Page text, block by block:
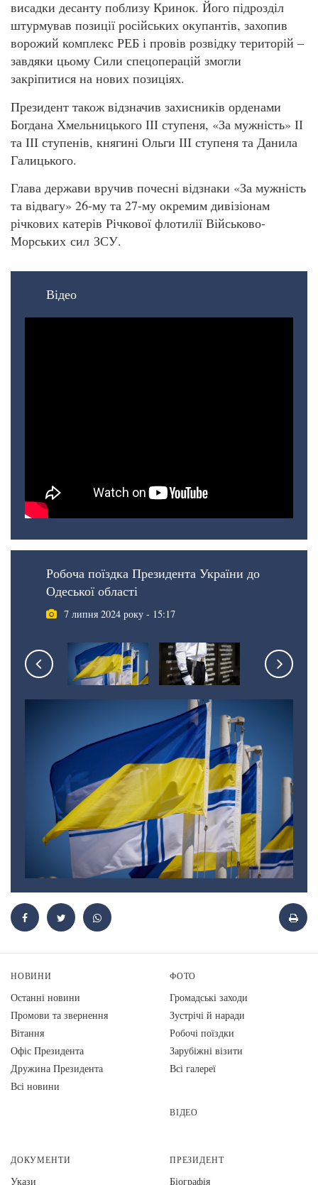
висадки десанту поблизу Кринок. Його підрозділ
штурмував позиції російських окупантів, захопив
ворожий комплекс РЕБ і провів розвідку територій –
завдяки цьому Сили спецоперацій змогли
закріпитися на нових позиціях.
Президент також відзначив захисників орденами
Богдана Хмельницького ІІІ ступеня, «За мужність» ІІ
та ІІІ ступенів, княгині Ольги ІІІ ступеня та Данила
Галицького.
Глава держави вручив почесні відзнаки «За мужність
та відвагу» 26-му та 27-му окремим дивізіонам
річкових катерів Річкової флотилії Військово-
Морських сил ЗСУ.
Відео
Робоча поїздка Президента України до
Одеської області
7 липня 2024 року - 15:17
НОВИНИ
Останні новини
Промови та звернення
Вiтання
Офіс Президента
Дружина Президента
Всі новини
ФОТО
Громадські заходи
Зустрічі й наради
Робочі поїздки
Зарубіжні візити
Всі галереї
ВІДЕО
ДОКУМЕНТИ
Укази
ПРЕЗИДЕНТ
Біографія